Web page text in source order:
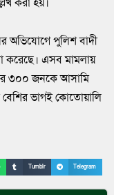
অভিযোগে পুলিশ বাদী
করেছে। এসব মামলায়
৩০০ জনকে আসামি
বেশির ভাগই কোতোয়ালি
Tumblr Telegram